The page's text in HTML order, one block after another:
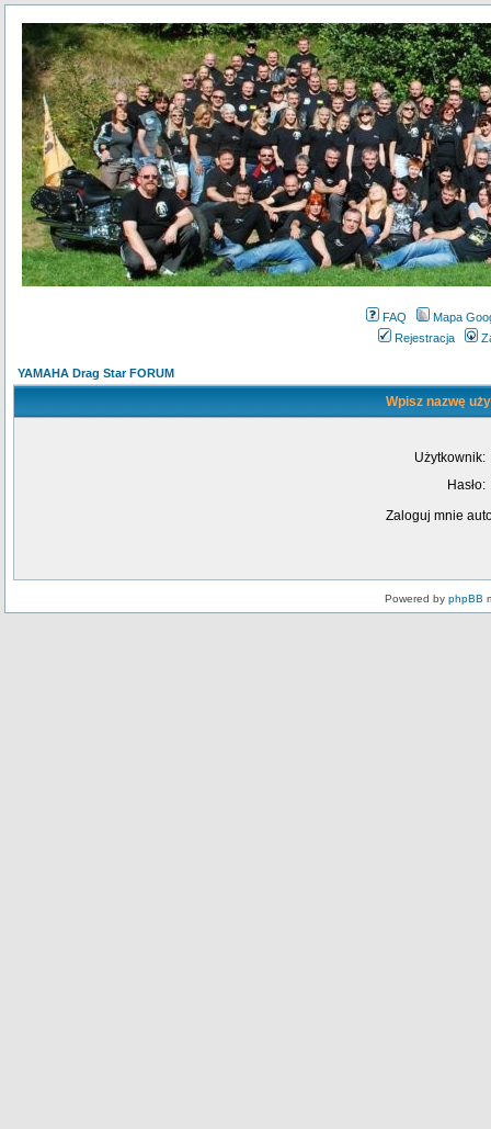
FAQ
Mapa
Rejestracja
YAMAHA Drag Star FORUM
Wpisz nazwę
Użytkownik:
Hasło:
Zaloguj mnie
Powered by phpBB